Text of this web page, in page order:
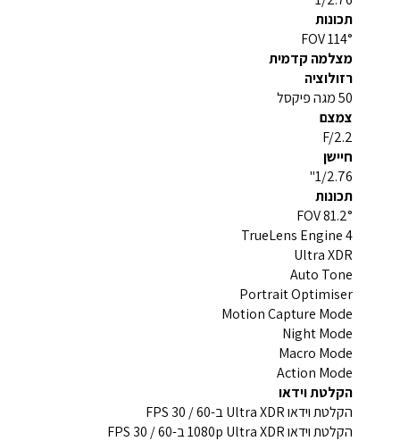
תכונות
114° FOV
מצלמה קדמית
רזולוציה
50 מגה פיקסל
צמצם
F/2.2
חיישן
1/2.76"
תכונות
81.2° FOV
TrueLens Engine 4
Ultra XDR
Auto Tone
Portrait Optimiser
Motion Capture Mode
Night Mode
Macro Mode
Action Mode
הקלטת וידאו
הקלטת וידאו Ultra XDR ב-60 / 30 FPS
הקלטת וידאו 1080p Ultra XDR ב-60 / 30 FPS